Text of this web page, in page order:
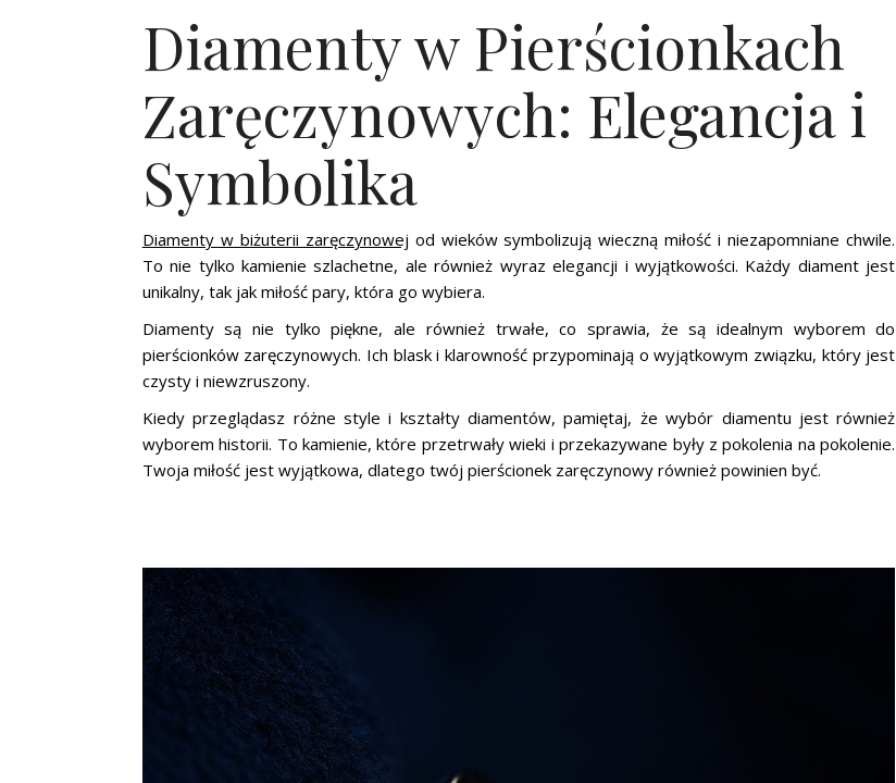
Diamenty w Pierścionkach
Zaręczynowych: Elegancja i
Symbolika
Diamenty w biżuterii zaręczynowej od wieków symbolizują wieczną miłość i niezapomniane chwile.
To nie tylko kamienie szlachetne, ale również wyraz elegancji i wyjątkowości. Każdy diament jest
unikalny, tak jak miłość pary, która go wybiera.
Diamenty są nie tylko piękne, ale również trwałe, co sprawia, że są idealnym wyborem do
pierścionków zaręczynowych. Ich blask i klarowność przypominają o wyjątkowym związku, który jest
czysty i niewzruszony.
Kiedy przeglądasz różne style i kształty diamentów, pamiętaj, że wybór diamentu jest również
wyborem historii. To kamienie, które przetrwały wieki i przekazywane były z pokolenia na pokolenie.
Twoja miłość jest wyjątkowa, dlatego twój pierścionek zaręczynowy również powinien być.